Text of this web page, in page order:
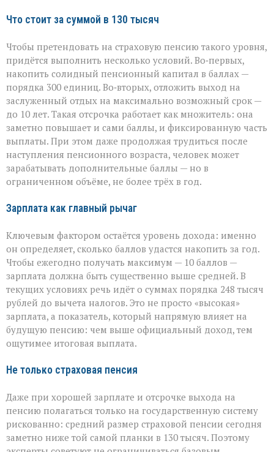
Что стоит за суммой в 130 тысяч
Чтобы претендовать на страховую пенсию такого уровня,
придётся выполнить несколько условий. Во‑первых,
накопить солидный пенсионный капитал в баллах —
порядка 300 единиц. Во‑вторых, отложить выход на
заслуженный отдых на максимально возможный срок —
до 10 лет. Такая отсрочка работает как множитель: она
заметно повышает и сами баллы, и фиксированную часть
выплаты. При этом даже продолжая трудиться после
наступления пенсионного возраста, человек может
зарабатывать дополнительные баллы — но в
ограниченном объёме, не более трёх в год.
Зарплата как главный рычаг
Ключевым фактором остаётся уровень дохода: именно
он определяет, сколько баллов удастся накопить за год.
Чтобы ежегодно получать максимум — 10 баллов —
зарплата должна быть существенно выше средней. В
текущих условиях речь идёт о суммах порядка 248 тысяч
рублей до вычета налогов. Это не просто «высокая»
зарплата, а показатель, который напрямую влияет на
будущую пенсию: чем выше официальный доход, тем
ощутимее итоговая выплата.
Не только страховая пенсия
Даже при хорошей зарплате и отсрочке выхода на
пенсию полагаться только на государственную систему
рискованно: средний размер страховой пенсии сегодня
заметно ниже той самой планки в 130 тысяч. Поэтому